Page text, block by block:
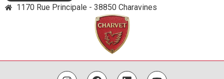
1170 Rue Principale - 38850 Charavines